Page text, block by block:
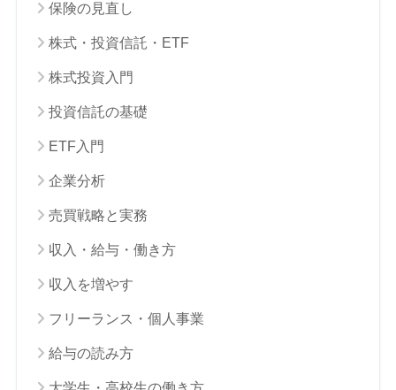
保険の見直し
株式・投資信託・ETF
株式投資入門
投資信託の基礎
ETF入門
企業分析
売買戦略と実務
収入・給与・働き方
収入を増やす
フリーランス・個人事業
給与の読み方